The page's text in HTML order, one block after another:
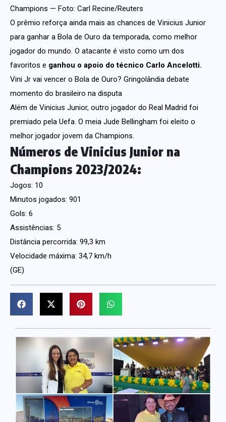
Champions — Foto: Carl Recine/Reuters
O prêmio reforça ainda mais as chances de Vinicius Junior
para ganhar a Bola de Ouro da temporada, como melhor
jogador do mundo. O atacante é visto como um dos
favoritos e ganhou o apoio do técnico Carlo Ancelotti.
Vini Jr vai vencer o Bola de Ouro? Gringolândia debate
momento do brasileiro na disputa
Além de Vinicius Junior, outro jogador do Real Madrid foi
premiado pela Uefa. O meia Jude Bellingham foi eleito o
melhor jogador jovem da Champions.
Números de Vinicius Junior na
Champions 2023/2024:
Jogos: 10
Minutos jogados: 901
Gols: 6
Assistências: 5
Distância percorrida: 99,3 km
Velocidade máxima: 34,7 km/h
(GE)